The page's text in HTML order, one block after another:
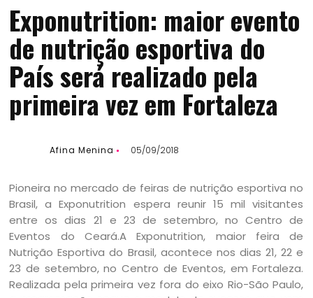
Exponutrition: maior evento
de nutrição esportiva do
País será realizado pela
primeira vez em Fortaleza
Afina Menina 05/09/2018
Pioneira no mercado de feiras de nutrição esportiva no
Brasil, a Exponutrition espera reunir 15 mil visitantes
entre os dias 21 e 23 de setembro, no Centro de
Eventos do Ceará.A Exponutrition, maior feira de
Nutrição Esportiva do Brasil, acontece nos dias 21, 22 e
23 de setembro, no Centro de Eventos, em Fortaleza.
Realizada pela primeira vez fora do eixo Rio-São Paulo,